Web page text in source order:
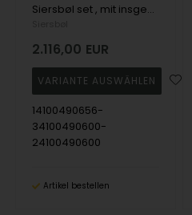
Siersbøl set , mit insgesamt 1,50 ct Top Wesselston VS2
2.116,00 EUR
14100490656-
34100490600-
24100490600
Artikel bestellen